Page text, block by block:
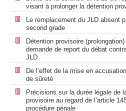
visant à prolonger la détention
Le remplacement du JLD absent
second grade
Détention provisoire (prolongation)
demande de report du débat
JLD
De l’effet de la mise en
de sûreté
Précisions sur la durée légale de
provisoire au regard de l’article
procédure pénale